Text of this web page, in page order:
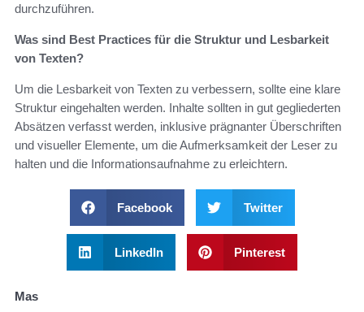
durchzuführen.
Was sind Best Practices für die Struktur und Lesbarkeit
von Texten?
Um die Lesbarkeit von Texten zu verbessern, sollte eine klare
Struktur eingehalten werden. Inhalte sollten in gut gegliederten
Absätzen verfasst werden, inklusive prägnanter Überschriften
und visueller Elemente, um die Aufmerksamkeit der Leser zu
halten und die Informationsaufnahme zu erleichtern.
Facebook Twitter
LinkedIn Pinterest
Mas